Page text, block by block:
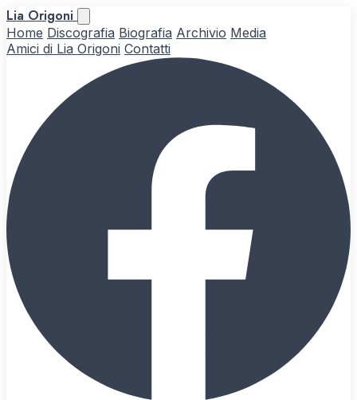
Lia Origoni
Home Discografia Biografia Archivio Media
Amici di Lia Origoni Contatti